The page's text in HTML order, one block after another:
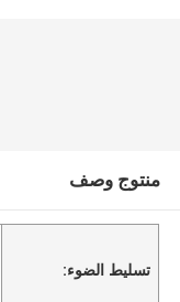
منتوج وصف
تسليط الضوء: